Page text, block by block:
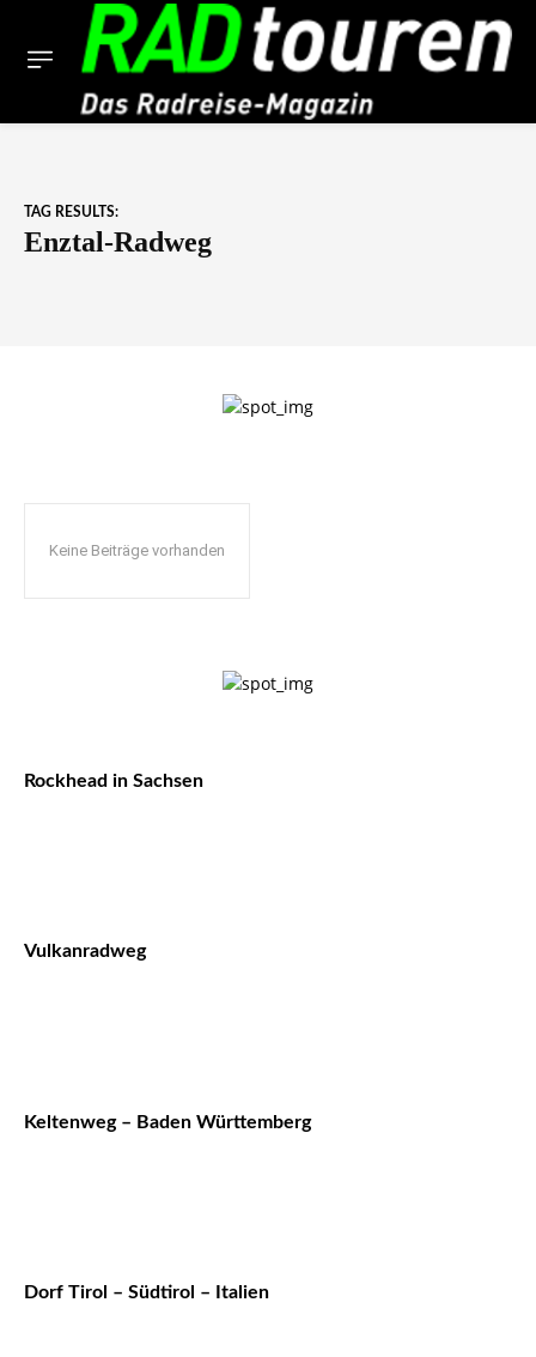
TAG RESULTS:
Enztal-Radweg
Keine Beiträge vorhanden
Rockhead in Sachsen
Vulkanradweg
Keltenweg – Baden Württemberg
Dorf Tirol – Südtirol – Italien